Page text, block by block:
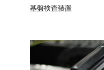
基盤検査装置